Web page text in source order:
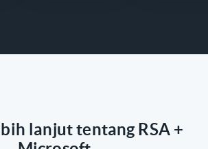
lanjut tentang RSA +